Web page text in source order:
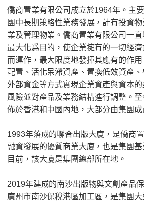
僑商置業有限公司成立於1964年。主
團中長期策略性業務發展，計有投資
業及管理物業。僑商置業有限公司一
最大化爲目的，使企業擁有的一切經
而運作，最大限度地發揮其應有的作
配置、活化呆滯資產、置換低效資產
外部資金等方式實現企業資產與資本
風險並對產品及業務結構進行調整。
佈於香港和中國內地，大部分由集團成
1993年落成的聯合出版大廈，是僑商
融資發展的優質商業大廈，也是集團基
目前，該大廈是集團總部所在地。
2019年建成的南沙出版物與文創產品
廣州市南沙保稅港區加工區，是集團